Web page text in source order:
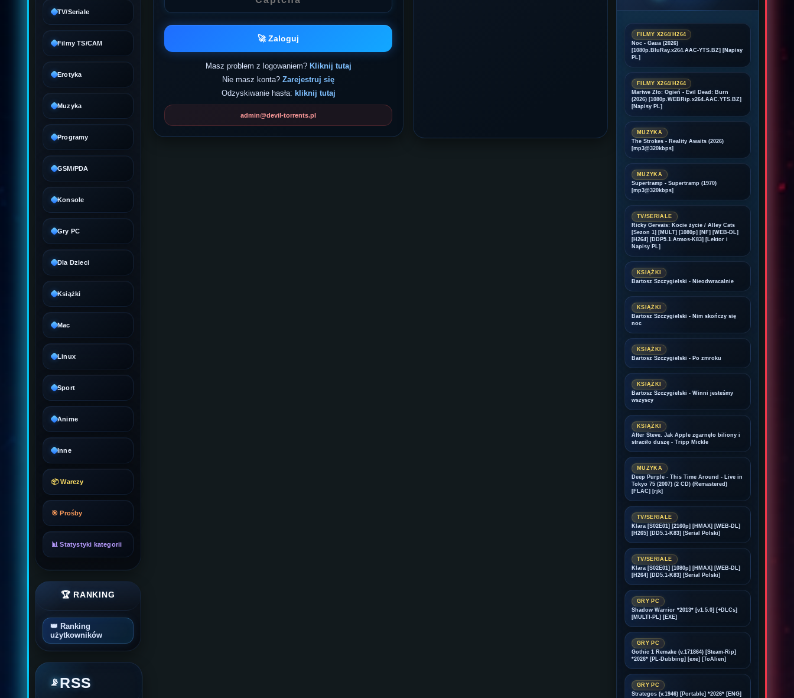
TV/Seriale
Filmy TS/CAM
Erotyka
Muzyka
Programy
GSM/PDA
Konsole
Gry PC
Dla Dzieci
Książki
Mac
Linux
Sport
Anime
Inne
📦 Warezy
🎯 Prośby
📊 Statystyki kategorii
🏆 RANKING
👑 Ranking
użytkowników
📡RSS
FILMY X264/H264
Noc - Gaua (2026)
[1080p.BluRay.x264.AAC-YTS.BZ] [Napisy
PL]
FILMY X264/H264
Martwe Zło: Ogień - Evil Dead: Burn
(2026) [1080p.WEBRip.x264.AAC.YTS.BZ]
[Napisy PL]
MUZYKA
The Strokes - Reality Awaits (2026)
[mp3@320kbps]
MUZYKA
Supertramp - Supertramp (1970)
[mp3@320kbps]
TV/SERIALE
Ricky Gervais: Kocie życie / Alley Cats
[Sezon 1] [MULT] [1080p] [NF] [WEB-DL]
[H264] [DDP5.1.Atmos-K83] [Lektor i
Napisy PL]
KSIĄŻKI
Bartosz Szczygielski - Nieodwracalnie
KSIĄŻKI
Bartosz Szczygielski - Nim skończy się
noc
KSIĄŻKI
Bartosz Szczygielski - Po zmroku
KSIĄŻKI
Bartosz Szczygielski - Winni jesteśmy
wszyscy
KSIĄŻKI
After Steve. Jak Apple zgarnęło biliony i
straciło duszę - Tripp Mickle
MUZYKA
Deep Purple - This Time Around - Live in
Tokyo 75 (2007) (2 CD) (Remastered)
[FLAC] [rjk]
TV/SERIALE
Klara [S02E01] [2160p] [HMAX] [WEB-DL]
[H265] [DD5.1-K83] [Serial Polski]
TV/SERIALE
Klara [S02E01] [1080p] [HMAX] [WEB-DL]
[H264] [DD5.1-K83] [Serial Polski]
GRY PC
Shadow Warrior *2013* [v1.5.0] [+DLCs]
[MULTI-PL] [EXE]
GRY PC
Gothic 1 Remake (v.171864) [Steam-Rip]
*2026* [PL-Dubbing] [exe] [ToAlien]
GRY PC
Strategos (v.1946) [Portable] *2026* [ENG]
🚀 Zaloguj
Masz problem z logowaniem? Kliknij tutaj
Nie masz konta? Zarejestruj się
Odzyskiwanie hasła: kliknij tutaj
admin@devil-torrents.pl